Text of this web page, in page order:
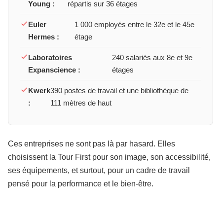
Young :
répartis sur 36 étages
Euler
Hermes :
1 000 employés entre le 32e et le 45e
étage
Laboratoires
Expanscience :
240 salariés aux 8e et 9e
étages
Kwerk
:
390 postes de travail et une bibliothèque de
111 mètres de haut
Ces entreprises ne sont pas là par hasard. Elles
choisissent la Tour First pour son image, son accessibilité,
ses équipements, et surtout, pour un cadre de travail
pensé pour la performance et le bien-être.